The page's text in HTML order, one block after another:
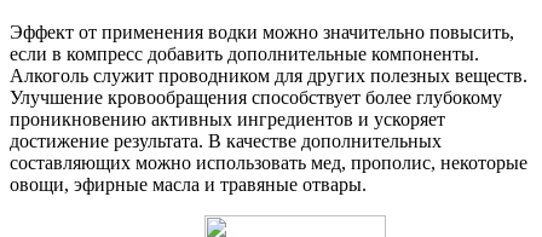
Эффект от применения водки можно значительно повысить,
если в компресс добавить дополнительные компоненты.
Алкоголь служит проводником для других полезных веществ.
Улучшение кровообращения способствует более глубокому
проникновению активных ингредиентов и ускоряет
достижение результата. В качестве дополнительных
составляющих можно использовать мед, прополис, некоторые
овощи, эфирные масла и травяные отвары.